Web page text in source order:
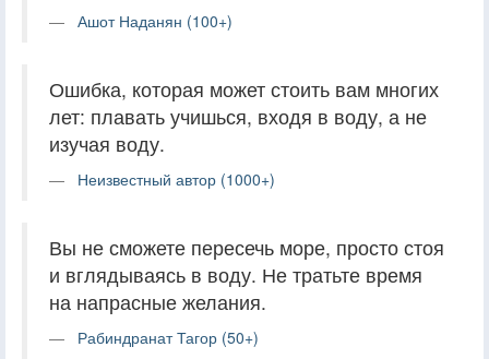
Ашот Наданян (100+)
Ошибка, которая может стоить вам многих
лет: плавать учишься, входя в воду, а не
изучая воду.
Неизвестный автор (1000+)
Вы не сможете пересечь море, просто стоя
и вглядываясь в воду. Не тратьте время
на напрасные желания.
Рабиндранат Тагор (50+)